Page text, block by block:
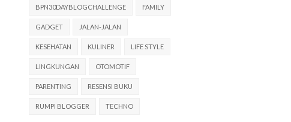
BPN30DAYBLOGCHALLENGE FAMILY
GADGET JALAN-JALAN
KESEHATAN KULINER LIFE STYLE
LINGKUNGAN OTOMOTIF
PARENTING RESENSI BUKU
RUMPI BLOGGER TECHNO